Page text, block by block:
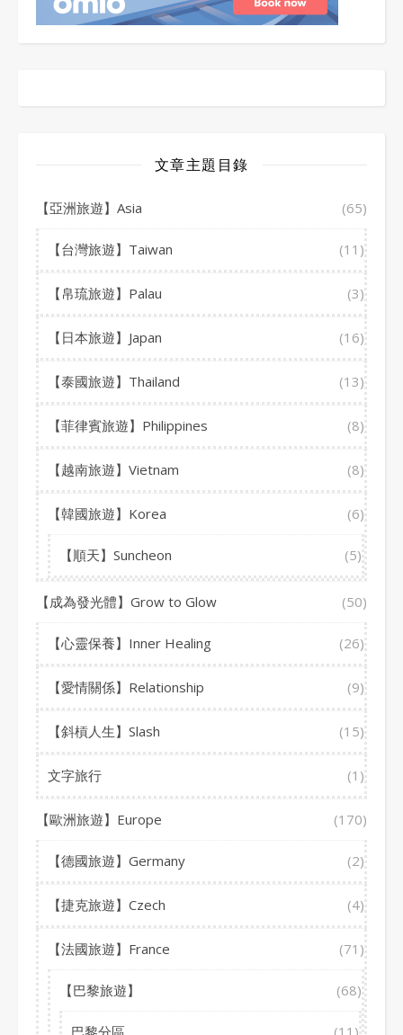
文章主題目錄
【亞洲旅遊】Asia (65)
【台灣旅遊】Taiwan (11)
【帛琉旅遊】Palau (3)
【日本旅遊】Japan (16)
【泰國旅遊】Thailand (13)
【菲律賓旅遊】Philippines (8)
【越南旅遊】Vietnam (8)
【韓國旅遊】Korea (6)
【順天】Suncheon (5)
【成為發光體】Grow to Glow (50)
【心靈保養】Inner Healing (26)
【愛情關係】Relationship (9)
【斜槓人生】Slash (15)
文字旅行 (1)
【歐洲旅遊】Europe (170)
【德國旅遊】Germany (2)
【捷克旅遊】Czech (4)
【法國旅遊】France (71)
【巴黎旅遊】 (68)